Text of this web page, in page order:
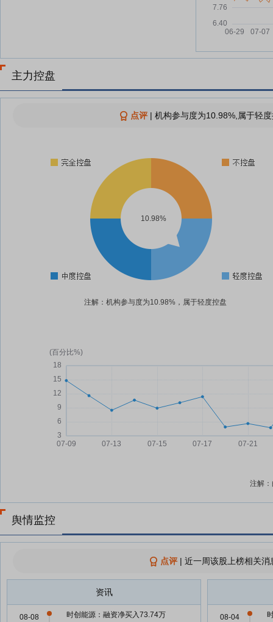
主力控盘
点评| 机构参与度为10.98%,属于轻
10.98%
注解：机构参与度为10.98%，属于轻度控盘
注解
舆情监控
点评| 近一周该股上榜相关
资讯
时创能源：融资净买入73.74万
08-08 08-04